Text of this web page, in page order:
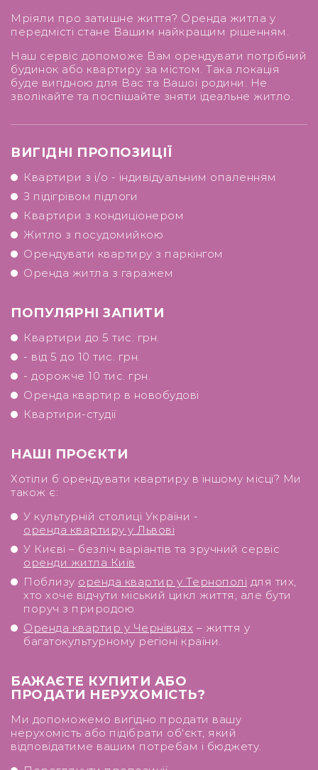
Мріяли про затишне життя? Оренда житла у
передмісті стане Вашим найкращим рішенням.
Наш сервіс допоможе Вам орендувати потрібний
будинок або квартиру за містом. Така локація
буде вигідною для Вас та Вашої родини. Не
зволікайте та поспішайте зняти ідеальне житло.
ВИГІДНІ ПРОПОЗИЦІЇ
Квартири з і/о - індивідуальним опаленням
З підігрівом підлоги
Квартири з кондиціонером
Житло з посудомийкою
Орендувати квартиру з паркінгом
Оренда житла з гаражем
ПОПУЛЯРНІ ЗАПИТИ
Квартири до 5 тис. грн.
- від 5 до 10 тис. грн.
- дорожче 10 тис. грн.
Оренда квартир в новобудові
Квартири-студії
НАШІ ПРОЄКТИ
Хотіли б орендувати квартиру в іншому місці? Ми
також є:
У культурній столиці України -
оренда квартиру у Львові
У Києві – безліч варіантів та зручний сервіс
оренди житла Київ
Поблизу оренда квартир у Тернополі для тих,
хто хоче відчути міський цикл життя, але бути
поруч з природою
Оренда квартир у Чернівцях – життя у
багатокультурному регіоні країни.
БАЖАЄТЕ КУПИТИ АБО
ПРОДАТИ НЕРУХОМІСТЬ?
Ми допоможемо вигідно продати вашу
нерухомість або підібрати об'єкт, який
відповідатиме вашим потребам і бюджету.